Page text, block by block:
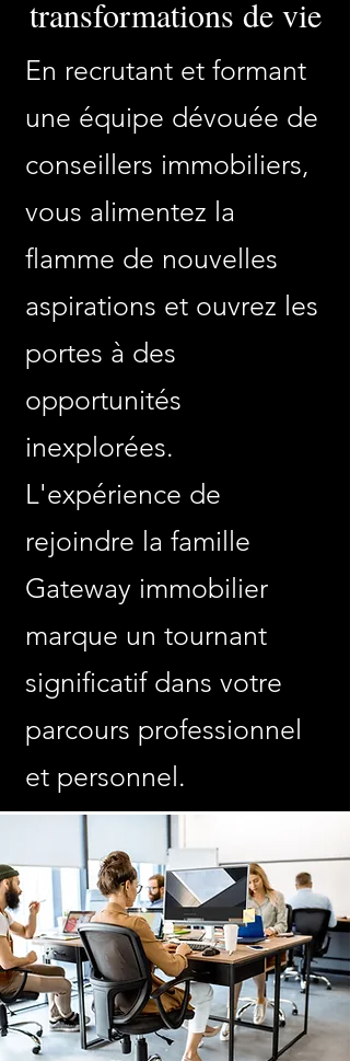
transformations de vie
En recrutant et formant
une équipe dévouée de
conseillers immobiliers,
vous alimentez la
flamme de nouvelles
aspirations et ouvrez les
portes à des
opportunités
inexplorées.
L'expérience de
rejoindre la famille
Gateway immobilier
marque un tournant
significatif dans votre
parcours professionnel
et personnel.